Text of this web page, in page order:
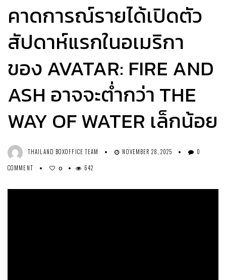
คาดการณ์รายได้เปิดตัว
สัปดาห์แรกในอเมริกา
ของ AVATAR: FIRE AND
ASH อาจจะตํ่ากว่า THE
WAY OF WATER เล็กน้อย
THAILAND BOXOFFICE TEAM NOVEMBER 28, 2025
0
COMMENT
0 642